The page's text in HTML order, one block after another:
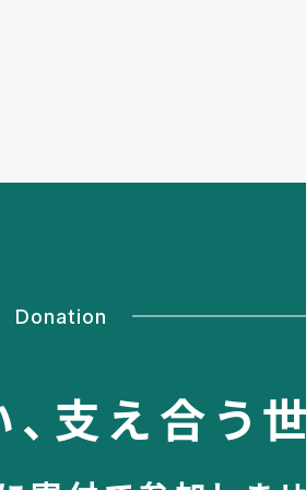
Donation
支え合う